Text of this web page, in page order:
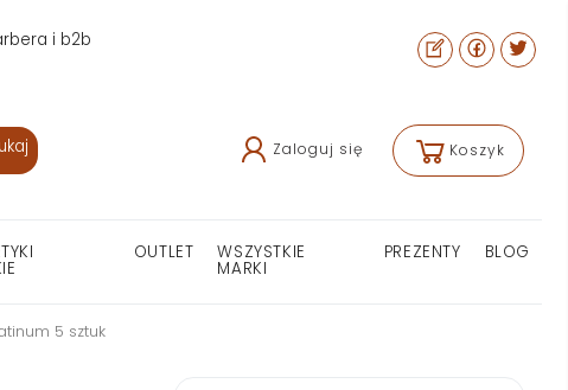
i b2b
Zaloguj się Koszyk
OUTLET WSZYSTKIE
MARKI
PREZENTY BLOG
5 sztuk